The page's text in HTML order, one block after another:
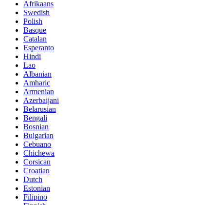
Afrikaans
Swedish
Polish
Basque
Catalan
Esperanto
Hindi
Lao
Albanian
Amharic
Armenian
Azerbaijani
Belarusian
Bengali
Bosnian
Bulgarian
Cebuano
Chichewa
Corsican
Croatian
Dutch
Estonian
Filipino